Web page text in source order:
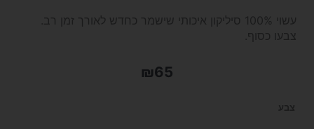
עשוי 100% סיליקון איכותי שישמר כחדש לאורך זמן רב.
צבעו כסוף.
₪65
צבע
כמות